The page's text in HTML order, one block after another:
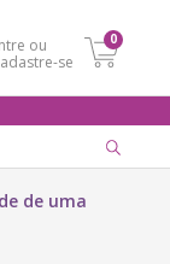
ou
se
0
de uma